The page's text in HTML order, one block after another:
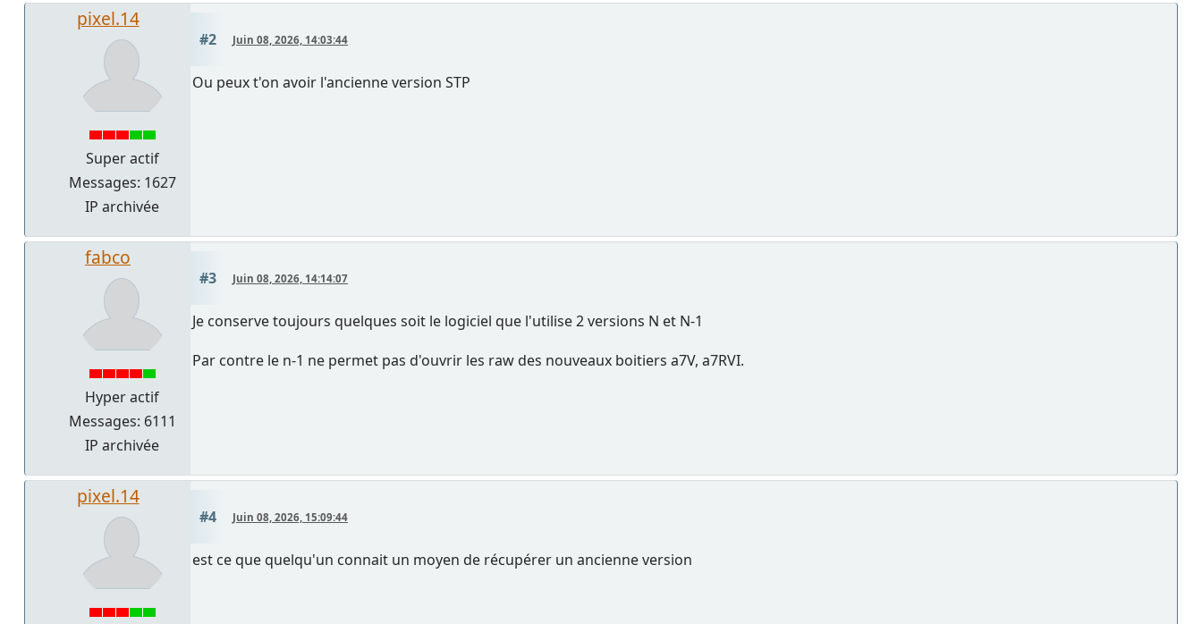
pixel.14
Super actif
Messages: 1627
IP archivée
#2 Juin 08, 2026, 14:03:44
Ou peux t'on avoir l'ancienne version STP
fabco
Hyper actif
Messages: 6111
IP archivée
#3 Juin 08, 2026, 14:14:07
Je conserve toujours quelques soit le logiciel que l'utilise 2 versions N et N-1
Par contre le n-1 ne permet pas d'ouvrir les raw des nouveaux boitiers a7V, a7RVI.
pixel.14
#4 Juin 08, 2026, 15:09:44
est ce que quelqu'un connait un moyen de récupérer un ancienne version